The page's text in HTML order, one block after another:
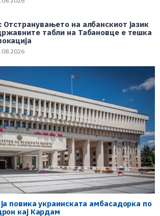
Отстранувањето на албанскиот јазик
табли на Табановце е тешка
повика украинската амбасадорка по
кај Кардам